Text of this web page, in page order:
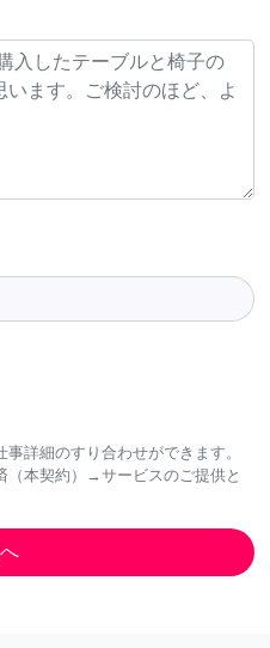
詳細のすり合わせができます。
（本契約）→サービスのご提供と